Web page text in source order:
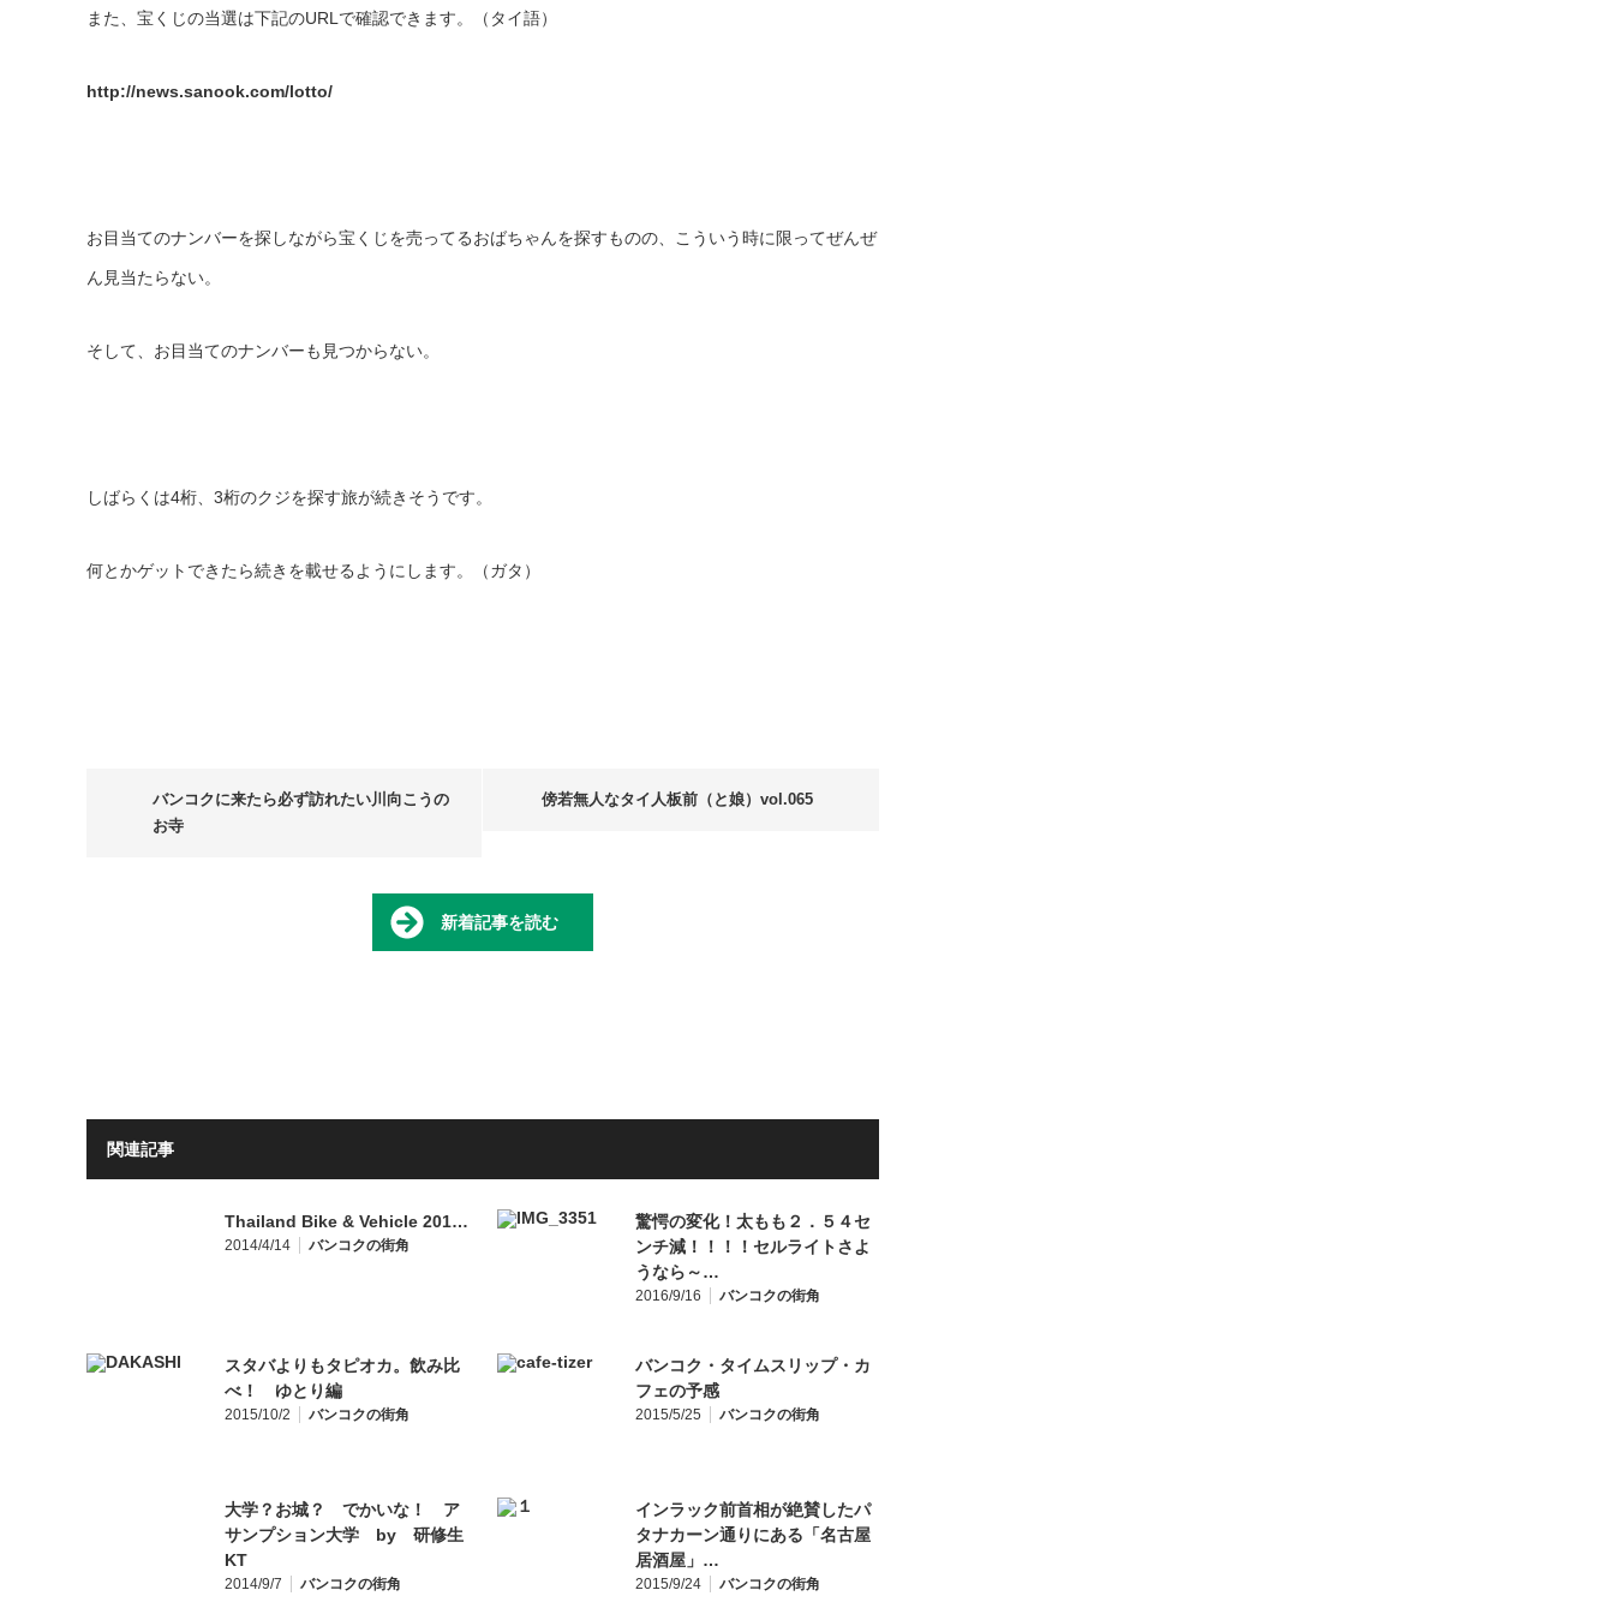
また、宝くじの当選は下記のURLで確認できます。（タイ語）
http://news.sanook.com/lotto/
お目当てのナンバーを探しながら宝くじを売ってるおばちゃんを探すものの、こういう時に限ってぜんぜ
ん見当たらない。
そして、お目当てのナンバーも見つからない。
しばらくは4桁、3桁のクジを探す旅が続きそうです。
何とかゲットできたら続きを載せるようにします。（ガタ）
バンコクに来たら必ず訪れたい川向こうの
お寺
傍若無人なタイ人板前（と娘）vol.065
新着記事を読む
関連記事
Thailand Bike & Vehicle 201…
2014/4/14 バンコクの街角
驚愕の変化！太もも２．５４セ
ンチ減！！！！セルライトさよ
うなら～…
2016/9/16 バンコクの街角
スタバよりもタピオカ。飲み比
べ！ ゆとり編
2015/10/2 バンコクの街角
バンコク・タイムスリップ・カ
フェの予感
2015/5/25 バンコクの街角
大学？お城？ でかいな！ ア
サンプション大学 by 研修生
KT
2014/9/7 バンコクの街角
インラック前首相が絶賛したパ
タナカーン通りにある「名古屋
居酒屋」…
2015/9/24 バンコクの街角